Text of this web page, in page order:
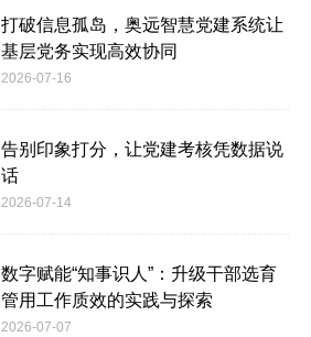
打破信息孤岛，奥远智慧党建系统让
基层党务实现高效协同
2026-07-16
告别印象打分，让党建考核凭数据说
话
2026-07-14
数字赋能“知事识人”：升级干部选育
管用工作质效的实践与探索
2026-07-07